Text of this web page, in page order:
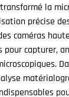
la
précise
caméras
capturer,